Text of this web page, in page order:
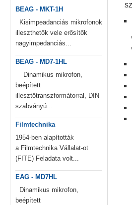
BEAG - MKT-1H
Kisimpeadanciás mikrofonok
illeszthetők vele erősítők
nagyimpedanciás...
BEAG - MD7-1HL
Dinamikus mikrofon,
beépített
illesztőtranszformátorral, DIN
szabványú...
Filmtechnika
1954-ben alapították
a Filmtechnika Vállalat-ot
(FITE) Feladata volt...
EAG - MD7HL
Dinamikus mikrofon,
beépített